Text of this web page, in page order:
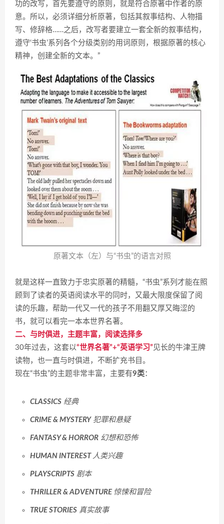
功的改写，首先要遵守的原则，就是符合原著中作者的原
意。所以，必须详细分析原著，包括其叙事结构、人物描
写、修辞格……之后，改写者要建立一套全新的叙事结构，
遵守‘书虫’系列各个分级类别的用词原则，根据原著的核心
精神，创建全新的文本。”
原著文本（左）与“书虫”的语言对照
就是这样一直致力于忠实原著的精髓，“书虫”系列才能在照
顾到了读者的英语阅读水平的同时，又最大限度保留了阅
读的乐趣，帮助一代又一代的孩子不用翻又厚又晦涩的
书，就可以看完一本本世界名著。
二、与时俱进，主题丰富，阅读选择多
30年过去，这套以“世界名著”+“英语学习”见长的牛津王牌
读物，也一直与时俱进，不断扩充书目。
现在“书虫”的主题非常丰富，主要有9类：
CLASSICS 经典
CRIME & MYSTERY 犯罪和悬疑
FANTASY & HORROR 幻想和恐怖
HUMAN INTEREST 人类兴趣
PLAYSCRIPTS 剧本
THRILLER & ADVENTURE 惊悚和冒险
TRUE STORIES 真实故事